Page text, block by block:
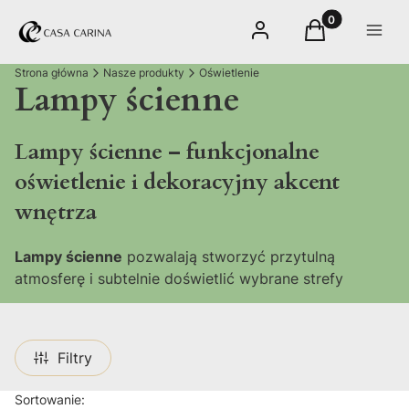
Zaloguj sięProdukty w
Koszyk Menu
Strona główna Nasze produkty Oświetlenie
Lampy ścienne
Lampy ścienne – funkcjonalne
oświetlenie i dekoracyjny akcent
wnętrza
Lampy ścienne pozwalają stworzyć przytulną
atmosferę i subtelnie doświetlić wybrane strefy
wnętrza. To praktyczne rozwiązanie, które
charakter salonu, sypialni, przedpokoju czy
domowego biura. Odpowiednio dobrane kinkiety
Filtry
Sortowanie: